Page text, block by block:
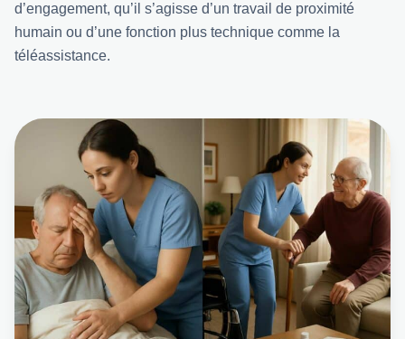
d’engagement, qu’il s’agisse d’un travail de proximité
humain ou d’une fonction plus technique comme la
téléassistance.